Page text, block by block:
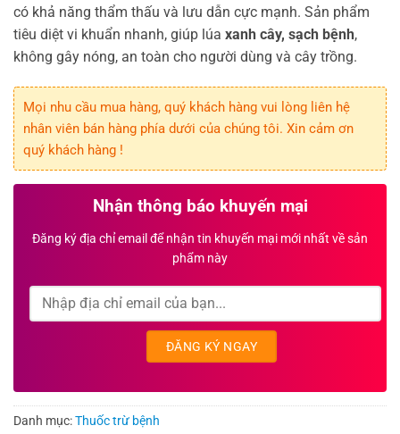
có khả năng thẩm thấu và lưu dẫn cực mạnh. Sản phẩm
tiêu diệt vi khuẩn nhanh, giúp lúa xanh cây, sạch bệnh,
không gây nóng, an toàn cho người dùng và cây trồng.
Mọi nhu cầu mua hàng, quý khách hàng vui lòng liên hệ
nhân viên bán hàng phía dưới của chúng tôi. Xin cảm ơn
quý khách hàng !
Nhận thông báo khuyến mại
Đăng ký địa chỉ email để nhận tin khuyến mại mới nhất về sản
phẩm này
Danh mục:Thuốc trừ bệnh